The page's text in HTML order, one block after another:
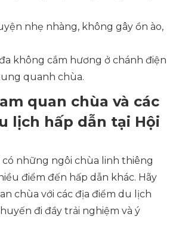
nhẹ nhàng, không gây ồn ào,
không cắm hương ở chánh điện
quanh chùa.
quan chùa và các
lịch hấp dẫn tại Hội
có những ngôi chùa linh thiêng
điểm đến hấp dẫn khác. Hãy
chùa với các địa điểm du lịch
đi đầy trải nghiệm và ý